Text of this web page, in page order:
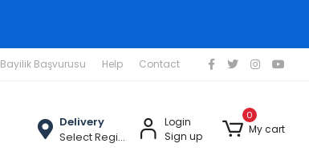
Bayilik Başvurusu Help Contact
Delivery
Select Region
Login
Sign up
0
My cart